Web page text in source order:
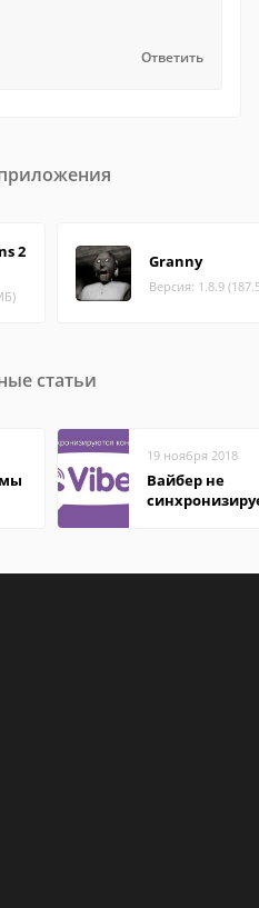
Ответить
2
Granny
Версия: 1.8.9
статьи
19 ноября 2018
Вайбер не